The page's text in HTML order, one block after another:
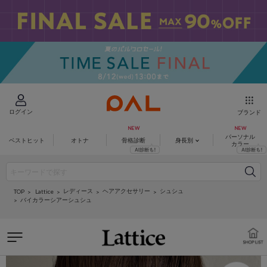
ログイン ブランド
ベストヒット オトナ 骨格診断 身長別
パーソナル
カラー
TOP Lattice レディース ヘアアクセサリー
シュシュ
バイカラーシアーシュシュ